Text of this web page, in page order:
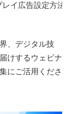
イ広告設定方法
、デジタル技
けするウェビナ
にご活用くださ